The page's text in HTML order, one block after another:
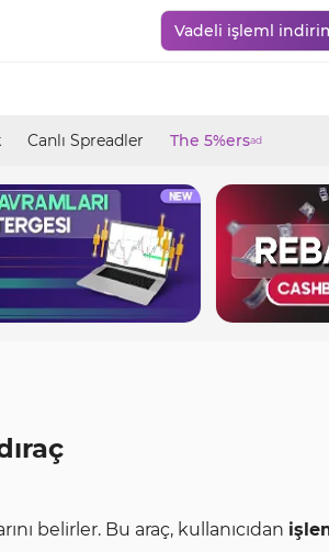
Vadeli işleml
Canlı Spreadler The 5%ersad
belirler. Bu araç, kullanıcıdan